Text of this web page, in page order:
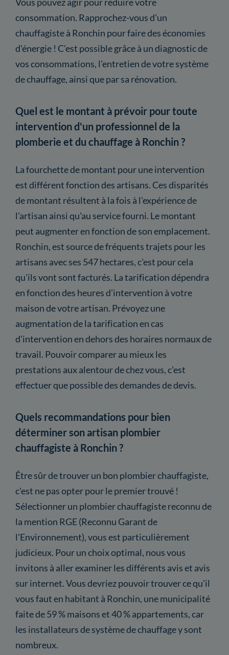
consommation. Rapprochez-vous d'un
chauffagiste à Ronchin pour faire des économies
d'énergie ! C'est possible grâce à un diagnostic de
vos consommations, l'entretien de votre système
de chauffage, ainsi que par sa rénovation.
Quel est le montant à prévoir pour toute
intervention d'un professionnel de la
plomberie et du chauffage à Ronchin ?
La fourchette de montant pour une intervention
est différent fonction des artisans. Ces disparités
de montant résultent à la fois à l'expérience de
l'artisan ainsi qu'au service fourni. Le montant
peut augmenter en fonction de son emplacement.
Ronchin, est source de fréquents trajets pour les
artisans avec ses 547 hectares, c'est pour cela
qu'ils vont sont facturés. La tarification dépendra
en fonction des heures d'intervention à votre
maison de votre artisan. Prévoyez une
augmentation de la tarification en cas
d'intervention en dehors des horaires normaux de
travail. Pouvoir comparer au mieux les
prestations aux alentour de chez vous, c'est
effectuer que possible des demandes de devis.
Quels recommandations pour bien
déterminer son artisan plombier
chauffagiste à Ronchin ?
Être sûr de trouver un bon plombier chauffagiste,
c'est ne pas opter pour le premier trouvé !
Sélectionner un plombier chauffagiste reconnu de
la mention RGE (Reconnu Garant de
l'Environnement), vous est particulièrement
judicieux. Pour un choix optimal, nous vous
invitons à aller examiner les différents avis et avis
sur internet. Vous devriez pouvoir trouver ce qu'il
vous faut en habitant à Ronchin, une municipalité
faite de 59 % maisons et 40 % appartements, car
les installateurs de système de chauffage y sont
nombreux.